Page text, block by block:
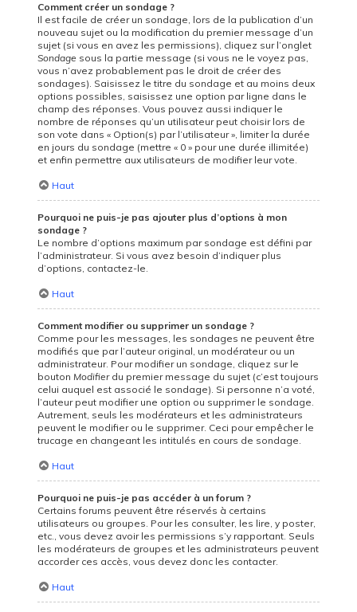
Comment créer un sondage ?
Il est facile de créer un sondage, lors de la publication d’un
nouveau sujet ou la modification du premier message d’un
sujet (si vous en avez les permissions), cliquez sur l’onglet
Sondage sous la partie message (si vous ne le voyez pas,
vous n’avez probablement pas le droit de créer des
sondages). Saisissez le titre du sondage et au moins deux
options possibles, saisissez une option par ligne dans le
champ des réponses. Vous pouvez aussi indiquer le
nombre de réponses qu’un utilisateur peut choisir lors de
son vote dans « Option(s) par l’utilisateur », limiter la durée
en jours du sondage (mettre « 0 » pour une durée illimitée)
et enfin permettre aux utilisateurs de modifier leur vote.
Haut
Pourquoi ne puis-je pas ajouter plus d’options à mon
sondage ?
Le nombre d’options maximum par sondage est défini par
l’administrateur. Si vous avez besoin d’indiquer plus
d’options, contactez-le.
Haut
Comment modifier ou supprimer un sondage ?
Comme pour les messages, les sondages ne peuvent être
modifiés que par l’auteur original, un modérateur ou un
administrateur. Pour modifier un sondage, cliquez sur le
boutonModifierdu premier message du sujet (c’est toujours
celui auquel est associé le sondage). Si personne n’a voté,
l’auteur peut modifier une option ou supprimer le sondage.
Autrement, seuls les modérateurs et les administrateurs
peuvent le modifier ou le supprimer. Ceci pour empêcher le
trucage en changeant les intitulés en cours de sondage.
Haut
Pourquoi ne puis-je pas accéder à un forum ?
Certains forums peuvent être réservés à certains
utilisateurs ou groupes. Pour les consulter, les lire, y poster,
etc., vous devez avoir les permissions s’y rapportant. Seuls
les modérateurs de groupes et les administrateurs peuvent
accorder ces accès, vous devez donc les contacter.
Haut